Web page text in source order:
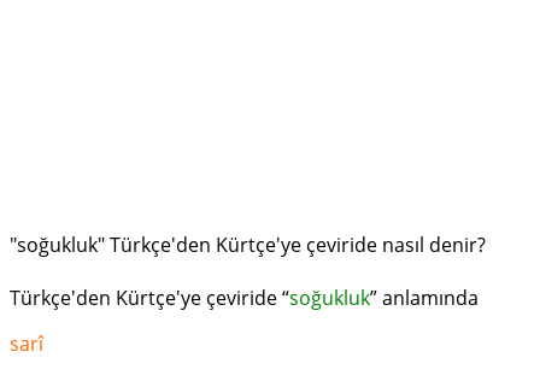
"soğukluk" Türkçe'den Kürtçe'ye çeviride nasıl denir?
Türkçe'den Kürtçe'ye çeviride “soğukluk” anlamında
sarî